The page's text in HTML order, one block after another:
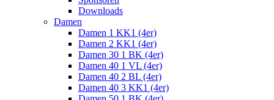
Downloads
Damen
Damen 1 KK1 (4er)
Damen 2 KK1 (4er)
Damen 30 1 BK (4er)
Damen 40 1 VL (4er)
Damen 40 2 BL (4er)
Damen 40 3 KK1 (4er)